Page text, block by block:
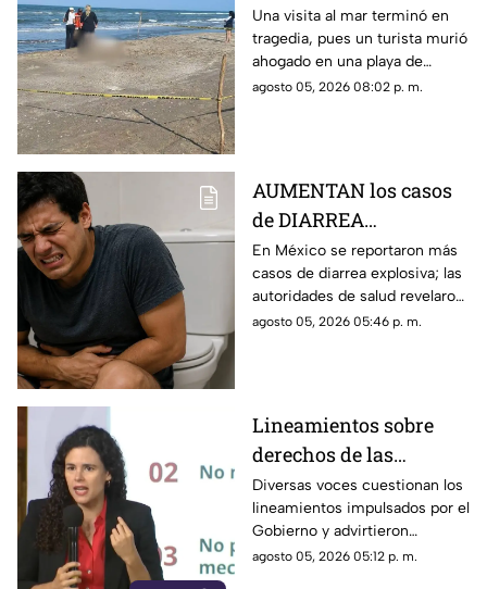
PLAYA de Veracruz;
esto se sabe
Una visita al mar terminó en
tragedia, pues un turista murió
ahogado en una playa de
Veracruz, lo que movilizó a
agosto 05, 2026 08:02 p. m.
AUMENTAN los casos
de DIARREA
EXPLOSIVA en México;
esto revelaron de los
pacientes
En México se reportaron más
casos de diarrea explosiva; las
autoridades de salud revelaron
detalles sobre los pacientes.
agosto 05, 2026 05:46 p. m.
Lineamientos sobre
derechos de las
audiencias son
CENSURA disfrazada
Diversas voces cuestionan los
lineamientos impulsados por el
Gobierno y advirtieron
posibles riesgos para los
agosto 05, 2026 05:12 p. m.